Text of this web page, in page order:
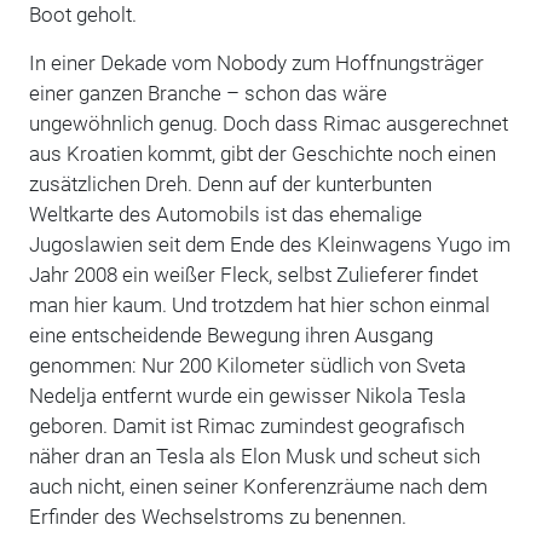
Boot geholt.
In einer Dekade vom Nobody zum Hoffnungsträger
einer ganzen Branche – schon das wäre
ungewöhnlich genug. Doch dass Rimac ausgerechnet
aus Kroatien kommt, gibt der Geschichte noch einen
zusätzlichen Dreh. Denn auf der kunterbunten
Weltkarte des Automobils ist das ehemalige
Jugoslawien seit dem Ende des Kleinwagens Yugo im
Jahr 2008 ein weißer Fleck, selbst Zulieferer findet
man hier kaum. Und trotzdem hat hier schon einmal
eine entscheidende Bewegung ihren Ausgang
genommen: Nur 200 Kilometer südlich von Sveta
Nedelja entfernt wurde ein gewisser Nikola Tesla
geboren. Damit ist Rimac zumindest geografisch
näher dran an Tesla als Elon Musk und scheut sich
auch nicht, einen seiner Konferenzräume nach dem
Erfinder des Wechselstroms zu benennen.